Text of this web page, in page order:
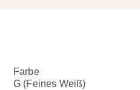
Farbe
G (Feines Weiß)